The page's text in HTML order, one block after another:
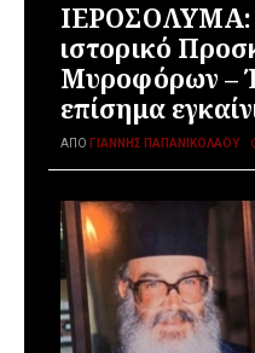
ΙΕΡΟΣΟΛΥΜΑ:
ιστορικό
Μυροφόρων –
επίσημα
ΑΠΌ ΓΙΆΝΝΗΣ ΠΑΠΑΝΙΚΟΛΆΟΥ